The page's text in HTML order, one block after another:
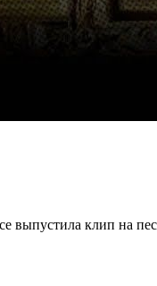
выпустила клип на